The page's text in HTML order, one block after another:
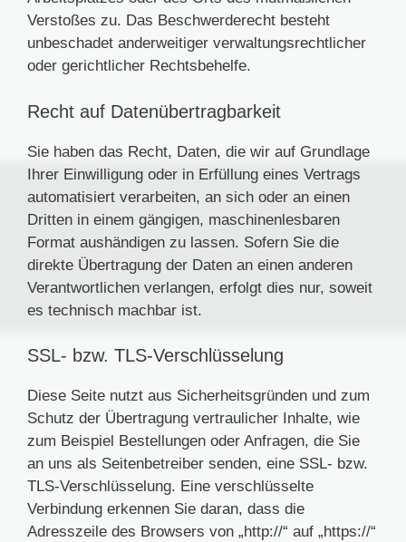
Verstoßes zu. Das Beschwerderecht besteht
unbeschadet anderweitiger verwaltungsrechtlicher
oder gerichtlicher Rechtsbehelfe.
Recht auf Daten­übertrag­barkeit
Sie haben das Recht, Daten, die wir auf Grundlage
Ihrer Einwilligung oder in Erfüllung eines Vertrags
automatisiert verarbeiten, an sich oder an einen
Dritten in einem gängigen, maschinenlesbaren
Format aushändigen zu lassen. Sofern Sie die
direkte Übertragung der Daten an einen anderen
Verantwortlichen verlangen, erfolgt dies nur, soweit
es technisch machbar ist.
SSL- bzw. TLS-Verschlüsselung
Diese Seite nutzt aus Sicherheitsgründen und zum
Schutz der Übertragung vertraulicher Inhalte, wie
zum Beispiel Bestellungen oder Anfragen, die Sie
an uns als Seitenbetreiber senden, eine SSL- bzw.
TLS-Verschlüsselung. Eine verschlüsselte
Verbindung erkennen Sie daran, dass die
Adresszeile des Browsers von „http://“ auf „https://“